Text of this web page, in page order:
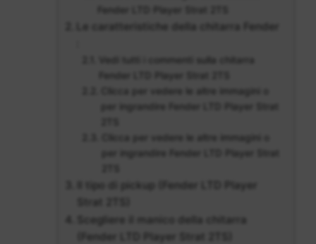
Le caratteristiche della chitarra Fender
Clicca per vedere le altre immagini o
Clicca per vedere le altre immagini o
Il tipo di pickup (Fender LTD Player
Strat 2TS)
Scegliere il manico della chitarra
(Fender LTD Player Strat 2TS)